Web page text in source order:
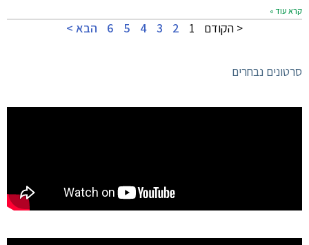
קרא עוד »
< הקודם 1
2
3
4
5
6 הבא >
סרטונים נבחרים